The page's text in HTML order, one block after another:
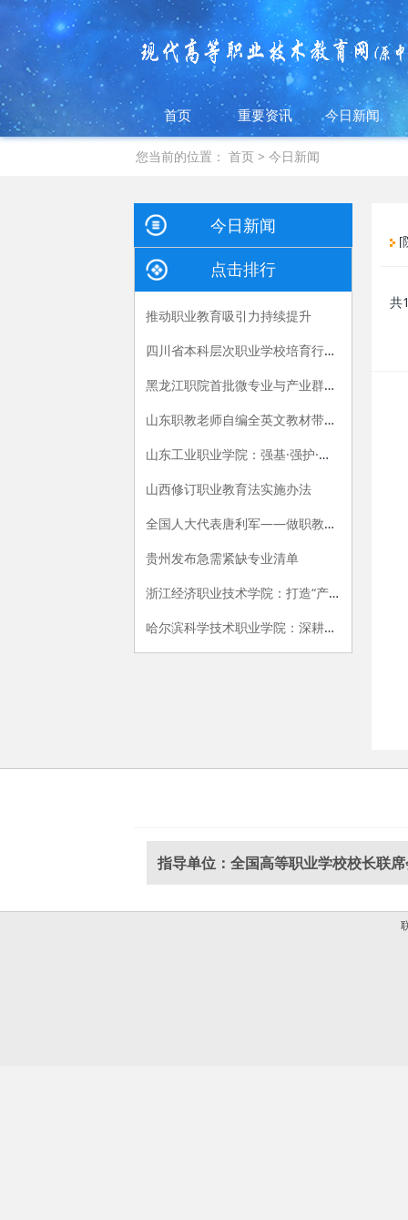
首页 重要资讯 今日新闻
您当前的位置：首页 > 今日新闻
今日新闻
点击排行
推动职业教育吸引力持续提升
四川省本科层次职业学校培育行动方案 （2026—2030年）
黑龙江职院首批微专业与产业群一一对应 微专业给就业增“砝码”
山东职教老师自编全英文教材带出“洋徒弟”
山东工业职业学院：强基·强护·强智 一站式平安社区建设新模式
山西修订职业教育法实施办法
全国人大代表唐利军——做职教一线“技能摆渡人”
贵州发布急需紧缺专业清单
浙江经济职业技术学院：打造“产教三协同、课堂三融合、人才三共育”汽车工匠育人体系
哈尔滨科学技术职业学院：深耕AI赋能赛道 构建艺术设计产教融合育人新范式
[
共
指导单位：全国高等职业学校校长联